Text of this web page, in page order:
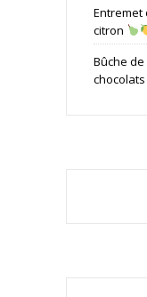
Entremet
citron
Bûche de
chocolats